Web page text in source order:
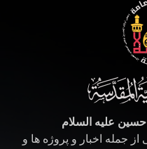
علیه السلام
جمله اخبار و پروژه ها و